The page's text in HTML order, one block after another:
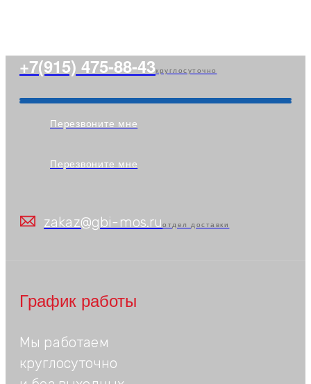
+7(915) 475-88-43круглосуточно
Перезвоните мне
Перезвоните мне
zakaz@gbi-mos.ruотдел доставки
График работы
Мы работаем
круглосуточно